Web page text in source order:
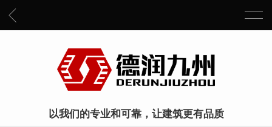
以我们的专业和可靠，让建筑更有品质